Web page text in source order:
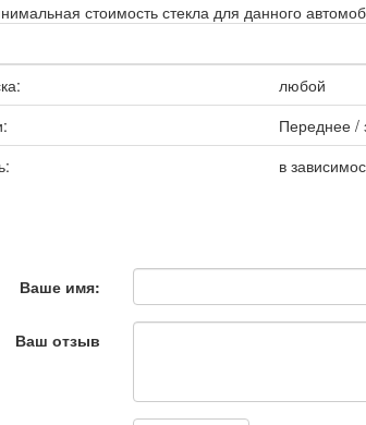
стоимость стекла для данного
любой
Переднее /
в
Ваше имя:
Ваш отзыв